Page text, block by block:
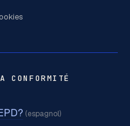
CONFORMITÉ
(espagnol)